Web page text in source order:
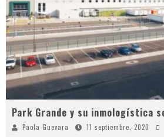
Park Grande y su inmologística
Paola Guevara 11 septiembre, 2020